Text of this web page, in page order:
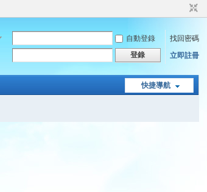
自動登錄
找回密碼
登錄 立即註冊
快捷導航